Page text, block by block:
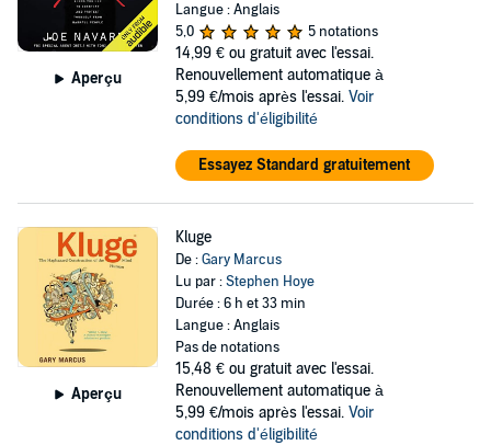
Aperçu
Langue : Anglais
5,0
5 notations
14,99 € ou gratuit avec l'essai.
Renouvellement automatique à
5,99 €/mois après l'essai. Voir
conditions d'éligibilité
Essayez Standard gratuitement
Aperçu
Kluge
De :Gary Marcus
Lu par :Stephen Hoye
Durée : 6 h et 33 min
Langue : Anglais
Pas de notations
15,48 € ou gratuit avec l'essai.
Renouvellement automatique à
5,99 €/mois après l'essai. Voir
conditions d'éligibilité